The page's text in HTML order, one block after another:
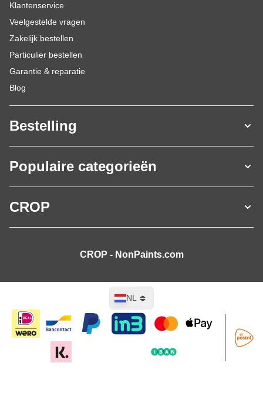
Klantenservice
Veelgestelde vragen
Zakelijk bestellen
Particulier bestellen
Garantie & reparatie
Blog
Bestelling
Populaire categorieën
CROP
CROP - NonPaints.com
Taal
NL